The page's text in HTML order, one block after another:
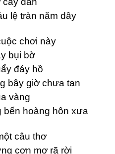
lệ tràn năm dây
chơi này
bụi bờ
đáy hồ
bây giờ chưa tan
vàng
bến hoàng hôn xưa
câu thơ
cơn mơ rã rời